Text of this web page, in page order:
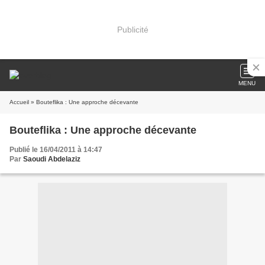
Publicité
MENU
Accueil » Bouteflika : Une approche décevante
Bouteflika : Une approche décevante
Publié le 16/04/2011 à 14:47
Par Saoudi Abdelaziz